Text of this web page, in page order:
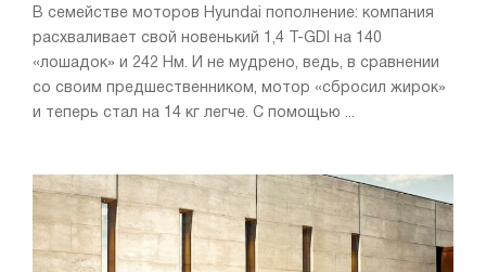
В семействе моторов Hyundai пополнение: компания
расхваливает свой новенький 1,4 T-GDI на 140
«лошадок» и 242 Нм. И не мудрено, ведь, в сравнении
со своим предшественником, мотор «сбросил жирок»
и теперь стал на 14 кг легче. С помощью ...